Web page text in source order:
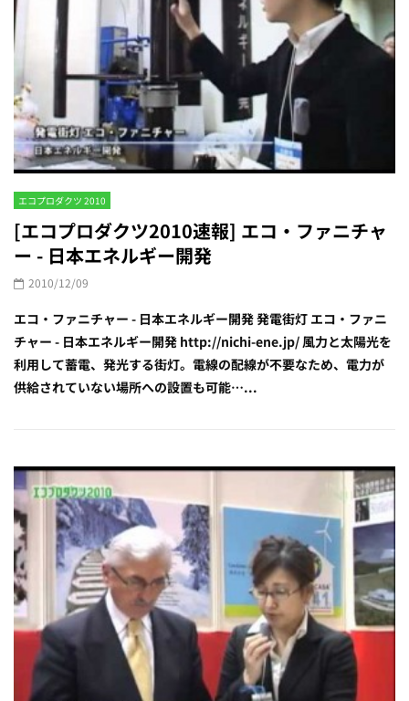
エコプロダクツ 2010
[エコプロダクツ2010速報] エコ・ファニチャ
ー - 日本エネルギー開発
2010/12/09
エコ・ファニチャー - 日本エネルギー開発 発電街灯 エコ・ファニ
チャー - 日本エネルギー開発 http://nichi-ene.jp/ 風力と太陽光を
利用して蓄電、発光する街灯。電線の配線が不要なため、電力が
供給されていない場所への設置も可能…...